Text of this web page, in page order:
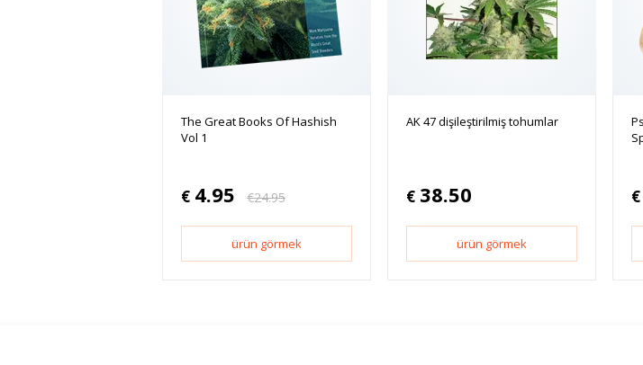
The Great Books Of Hashish
Vol 1
€ 4.95 €24.95
ürün görmek
AK 47 dişileştirilmiş tohumlar
€ 38.50
ürün görmek
€